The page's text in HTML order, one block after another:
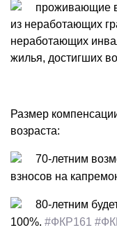
проживающие
из неработающих
неработающих
жилья, достигших
Размер
возраста:
70-летним
взносов на
80-летним
100%. #ФКР161